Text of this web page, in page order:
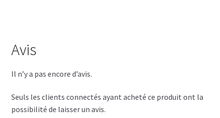
Avis
Il n’y a pas encore d’avis.
Seuls les clients connectés ayant acheté ce produit ont la
possibilité de laisser un avis.